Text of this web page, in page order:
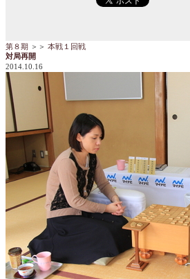
第８期 ＞＞ 本戦１回戦
対局再開
2014.10.16